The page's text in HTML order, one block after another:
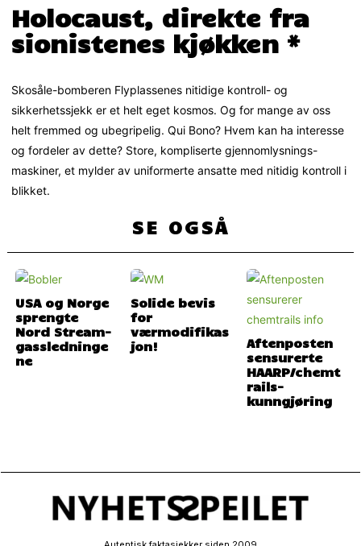
Holocaust, direkte fra
sionistenes kjøkken *
Skosåle-bomberen Flyplassenes nitidige kontroll- og
sikkerhetssjekk er et helt eget kosmos. Og for mange av oss
helt fremmed og ubegripelig. Qui Bono? Hvem kan ha interesse
og fordeler av dette? Store, kompliserte gjennomlysnings-
maskiner, et mylder av uniformerte ansatte med nitidig kontroll i
blikket.
SE OGSÅ
USA og Norge
sprengte
Nord Stream-
gassledninge
ne
Solide bevis
for
værmodifikas
jon!
Aftenposten
sensurerte
HAARP/chemt
rails-
kunngjøring